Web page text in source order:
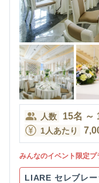
人数 15名 ～
1人あたり
みんなのイベント限定プ
LIARE セレブレ